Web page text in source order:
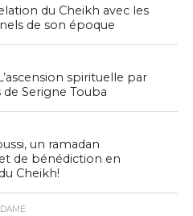
du Cheikh avec les
de son époque
spirituelle par
de Serigne Touba
un ramadan
et de bénédiction en
Cheikh!